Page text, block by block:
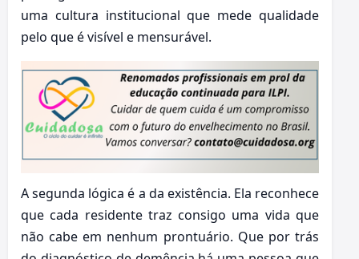
uma cultura institucional que mede qualidade
pelo que é visível e mensurável.
A segunda lógica é a da existência. Ela reconhece
que cada residente traz consigo uma vida que
não cabe em nenhum prontuário. Que por trás